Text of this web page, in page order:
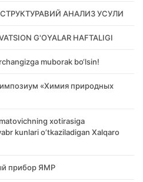
АНАЛИЗ УСУЛИ
G'OYALAR HAFTALIGI
muborak bo‘lsin!
«Химия природных
xotirasiga
kunlari oʼtkaziladigan Xalqaro
прибор ЯМР